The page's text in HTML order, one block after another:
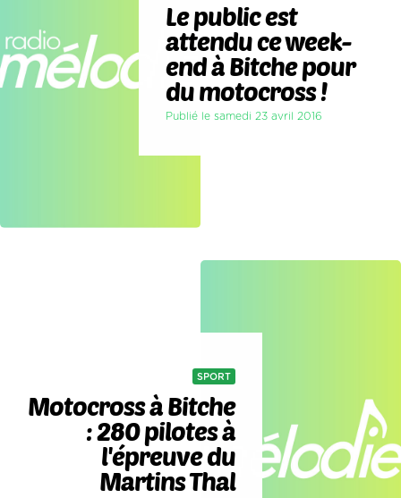
Le public est
attendu ce week-
end à Bitche pour
du motocross !
Publié le samedi 23 avril 2016
SPORT
Motocross à Bitche
: 280 pilotes à
l'épreuve du
Martins Thal